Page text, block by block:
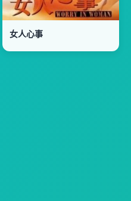
女人心事